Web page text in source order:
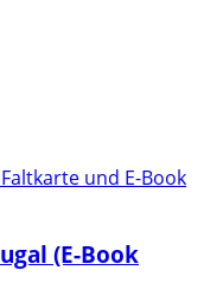
und E-Book
(E-Book